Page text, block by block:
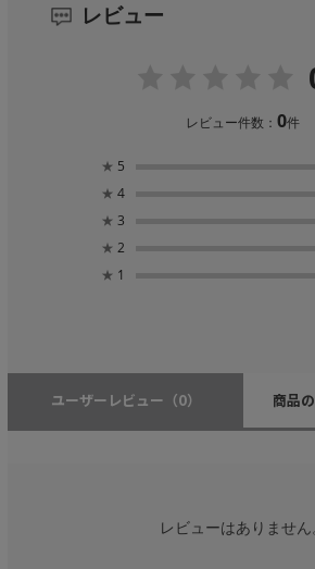
レビュー
レビュー件数：0件
★ 5
★ 4
★ 3
★ 2
★ 1
ユーザーレビュー （0） 商品
レビューはありません